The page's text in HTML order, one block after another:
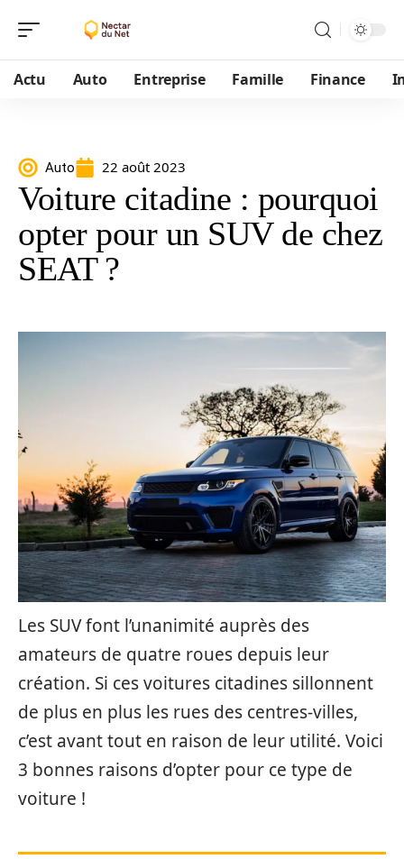
Actu Auto Entreprise Famille Finance
Auto 22 août 2023
Voiture citadine : pourquoi
opter pour un SUV de chez
SEAT ?
Les SUV font l’unanimité auprès des
amateurs de quatre roues depuis leur
création. Si ces voitures citadines sillonnent
de plus en plus les rues des centres-villes,
c’est avant tout en raison de leur utilité. Voici
3 bonnes raisons d’opter pour ce type de
voiture !